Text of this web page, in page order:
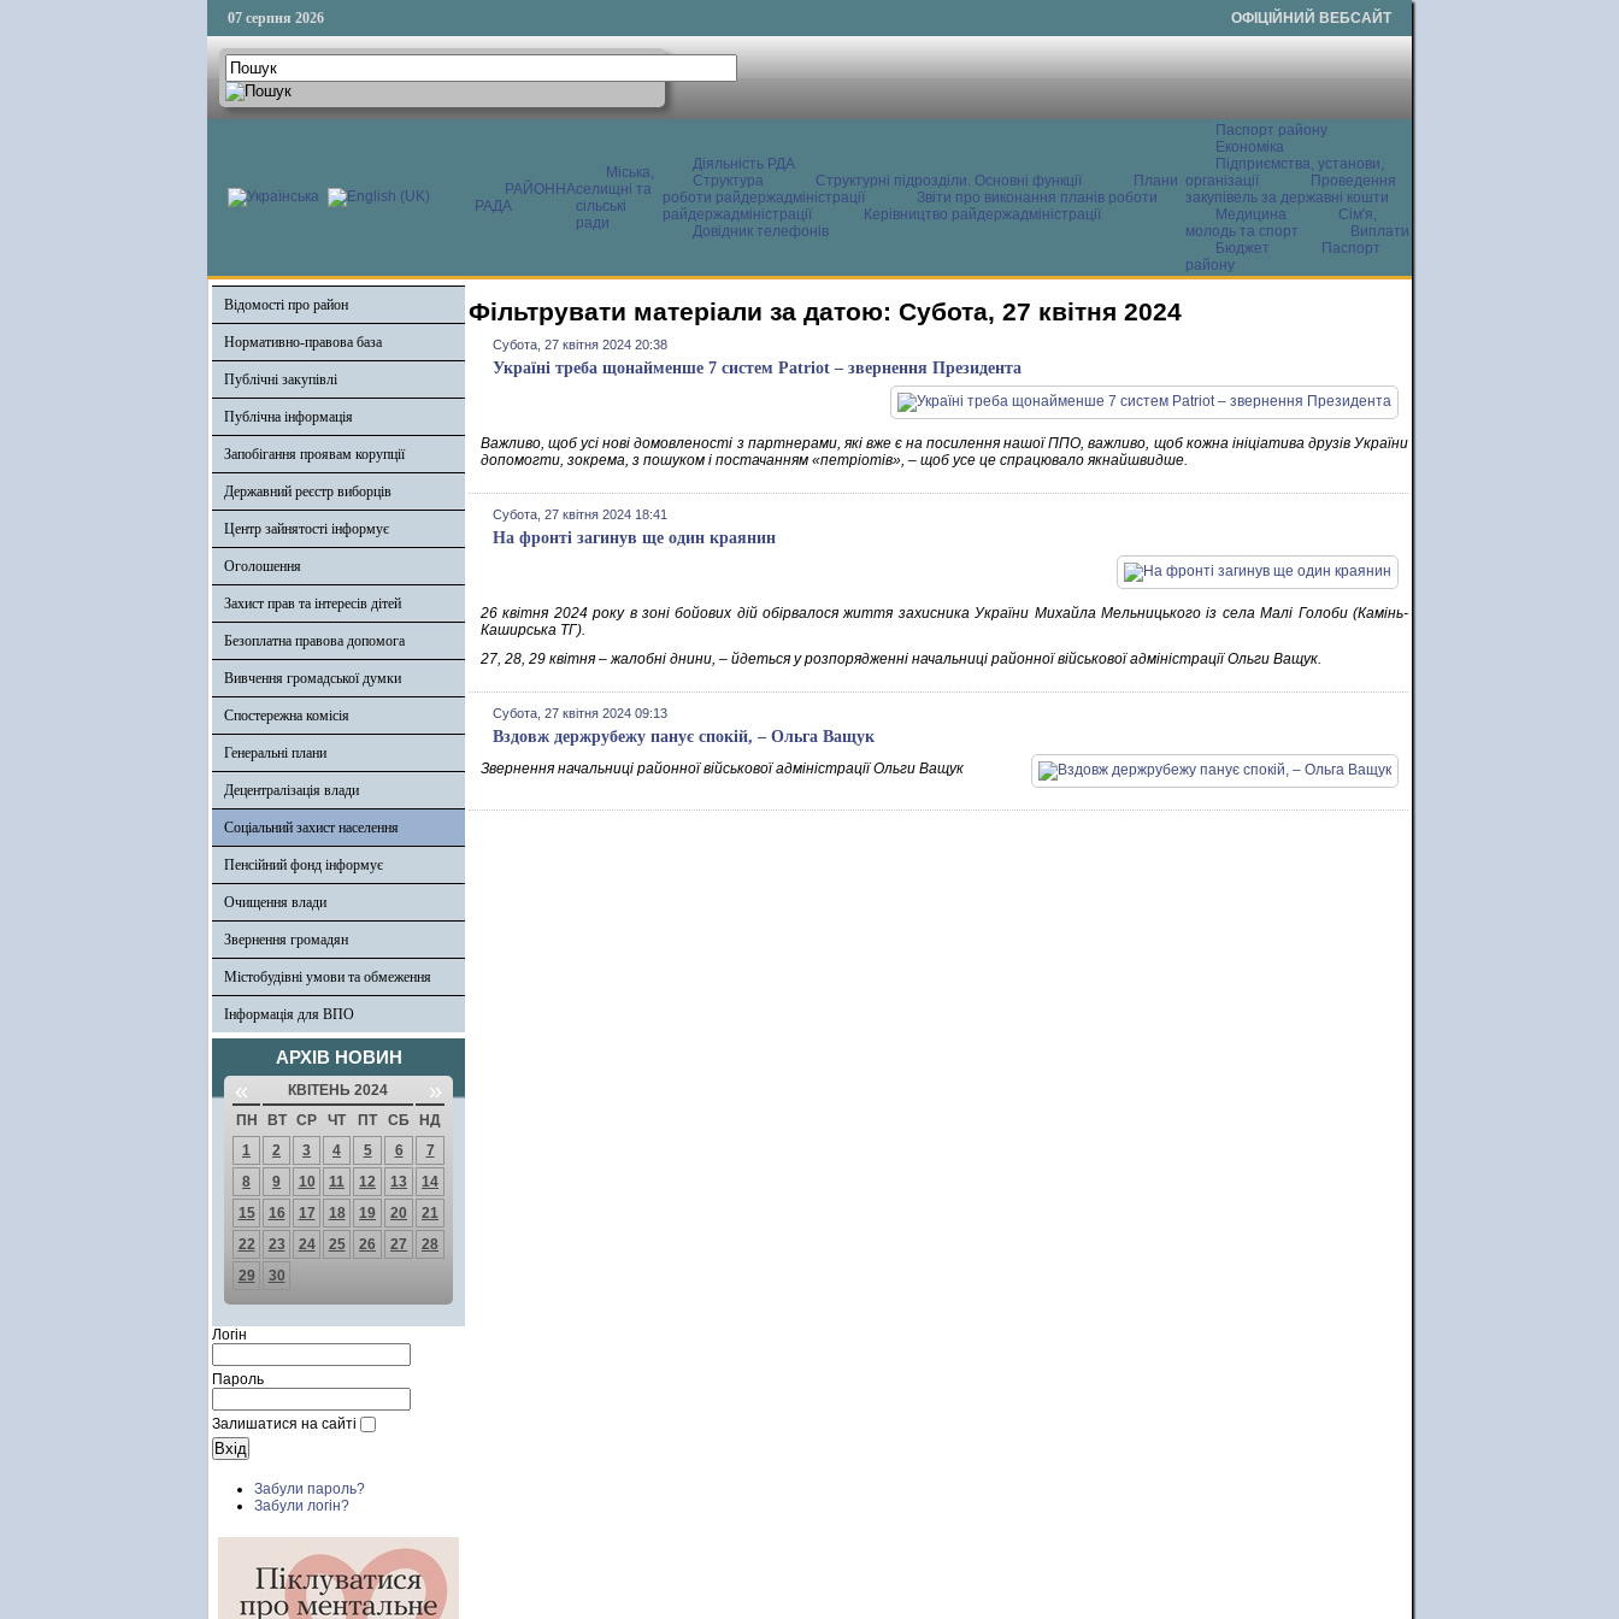
07 серпня 2026 ОФІЦІЙНИЙ ВЕБСАЙТ
РАЙОННА
РАДА
Міська,
селищні та
сільські
ради
Діяльність РДА
Структура
Структурні підрозділи. Основні функції
Плани
роботи райдержадміністрації
Звіти про виконання планів роботи
райдержадміністрації
Керівництво райдержадміністрації
Довідник телефонів
Паспорт району
Економіка
Підприємства, установи,
організації
Проведення
закупівель за державні кошти
Медицина
Сім'я,
молодь та спорт
Виплати
Бюджет
Паспорт
району
Відомості про район
Нормативно-правова база
Публічні закупівлі
Публічна інформація
Запобігання проявам корупції
Державний реєстр виборців
Центр зайнятості інформує
Оголошення
Захист прав та інтересів дітей
Безоплатна правова допомога
Вивчення громадської думки
Спостережна комісія
Генеральні плани
Децентралізація влади
Соціальний захист населення
Пенсійний фонд інформує
Очищення влади
Звернення громадян
Містобудівні умови та обмеження
Інформація для ВПО
АРХІВ НОВИН
« КВІТЕНЬ 2024 »
ПН ВТ СР ЧТ ПТ СБ
НД
1
2 3 4 5 6
7
8
9 10 11 12 13
14
15
16 17 18 19 20
21
22
23 24 25 26 27
28
29
30
Логін
Пароль
Залишатися на сайті
Забули пароль?
Забули логін?
Фільтрувати матеріали за датою: Субота, 27 квітня 2024
Субота, 27 квітня 2024 20:38
Україні треба щонайменше 7 систем Patriot – звернення Президента
Важливо, щоб усі нові домовленості з партнерами, які вже є на посилення нашої ППО, важливо, щоб кожна ініціатива друзів України
допомогти, зокрема, з пошуком і постачанням «петріотів», – щоб усе це спрацювало якнайшвидше.
Субота, 27 квітня 2024 18:41
На фронті загинув ще один краянин
26 квітня 2024 року в зоні бойових дій обірвалося життя захисника України Михайла Мельницького із села Малі Голоби (Камінь-
Каширська ТГ).
27, 28, 29 квітня – жалобні днини, – йдеться у розпорядженні начальниці районної військової адміністрації Ольги Ващук.
Субота, 27 квітня 2024 09:13
Вздовж держрубежу панує спокій, – Ольга Ващук
Звернення начальниці районної військової адміністрації Ольги Ващук